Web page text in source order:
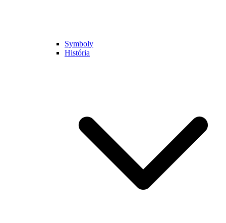
Symboly
História